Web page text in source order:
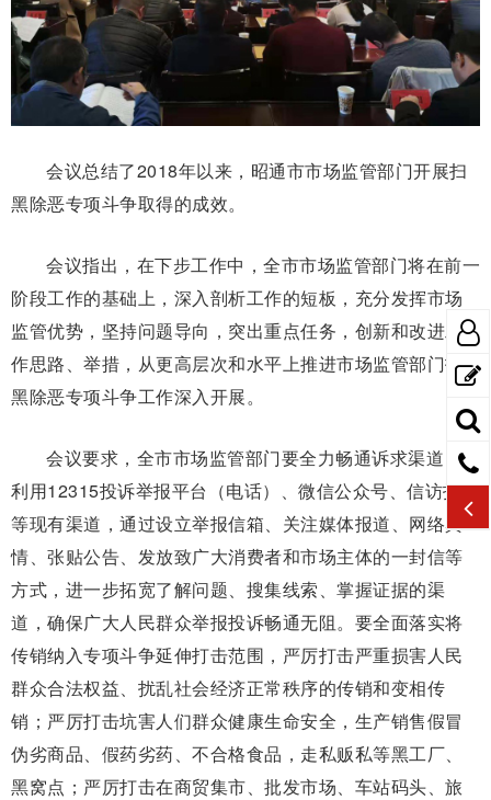
会议总结了2018年以来，昭通市市场监管部门开展扫
黑除恶专项斗争取得的成效。
会议指出，在下步工作中，全市市场监管部门将在前一
阶段工作的基础上，深入剖析工作的短板，充分发挥市场
监管优势，坚持问题导向，突出重点任务，创新和改进工
作思路、举措，从更高层次和水平上推进市场监管部门扫
黑除恶专项斗争工作深入开展。
会议要求，全市市场监管部门要全力畅通诉求渠道，既
利用12315投诉举报平台（电话）、微信公众号、信访投诉
等现有渠道，通过设立举报信箱、关注媒体报道、网络舆
情、张贴公告、发放致广大消费者和市场主体的一封信等
方式，进一步拓宽了解问题、搜集线索、掌握证据的渠
道，确保广大人民群众举报投诉畅通无阻。要全面落实将
传销纳入专项斗争延伸打击范围，严厉打击严重损害人民
群众合法权益、扰乱社会经济正常秩序的传销和变相传
销；严厉打击坑害人们群众健康生命安全，生产销售假冒
伪劣商品、假药劣药、不合格食品，走私贩私等黑工厂、
黑窝点；严厉打击在商贸集市、批发市场、车站码头、旅